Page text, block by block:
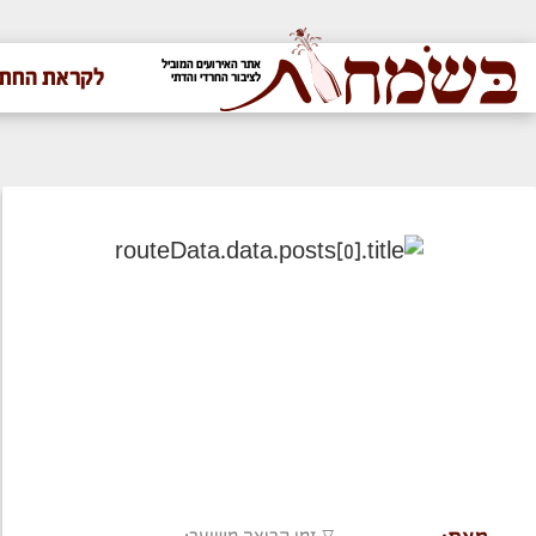
אתר האירועים המוביל
לציבור החרדי והדתי
לקראת